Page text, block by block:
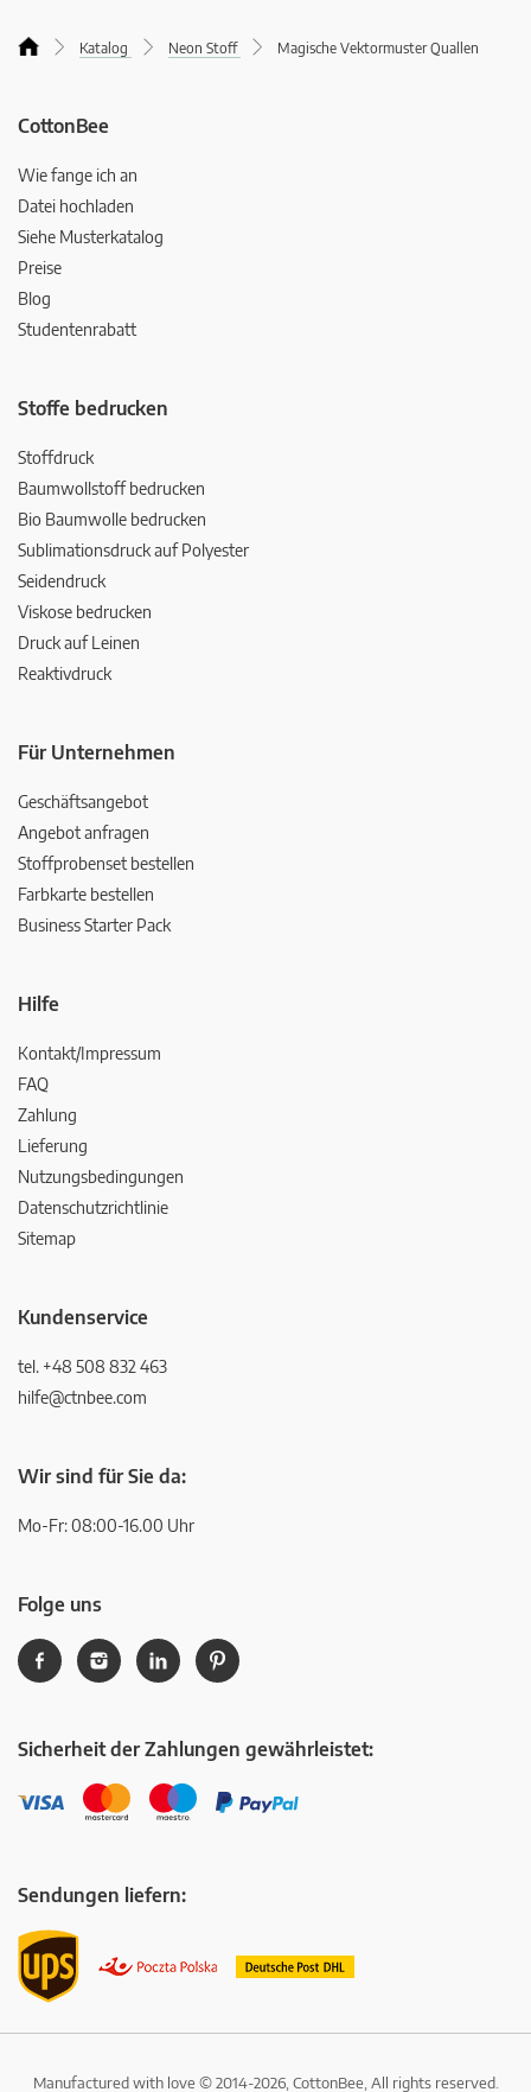
Katalog Neon Stoff Magische Vektormuster Quallen
CottonBee
Wie fange ich an
Datei hochladen
Siehe Musterkatalog
Preise
Blog
Studentenrabatt
Stoffe bedrucken
Stoffdruck
Baumwollstoff bedrucken
Bio Baumwolle bedrucken
Sublimationsdruck auf Polyester
Seidendruck
Viskose bedrucken
Druck auf Leinen
Reaktivdruck
Für Unternehmen
Geschäftsangebot
Angebot anfragen
Stoffprobenset bestellen
Farbkarte bestellen
Business Starter Pack
Hilfe
Kontakt/Impressum
FAQ
Zahlung
Lieferung
Nutzungsbedingungen
Datenschutzrichtlinie
Sitemap
Kundenservice
tel. +48 508 832 463
hilfe@ctnbee.com
Wir sind für Sie da:
Mo-Fr: 08:00-16.00 Uhr
Folge uns
Sicherheit der Zahlungen gewährleistet:
Sendungen liefern:
Manufactured with love © 2014-2026, CottonBee, All rights reserved.